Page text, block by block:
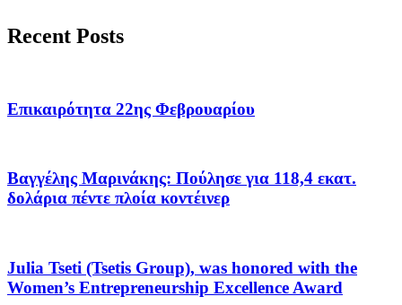
Recent Posts
Επικαιρότητα 22ης Φεβρουαρίου
Βαγγέλης Μαρινάκης: Πούλησε για 118,4 εκατ.
δολάρια πέντε πλοία κοντέινερ
Julia Tseti (Tsetis Group), was honored with the
Women’s Entrepreneurship Excellence Award